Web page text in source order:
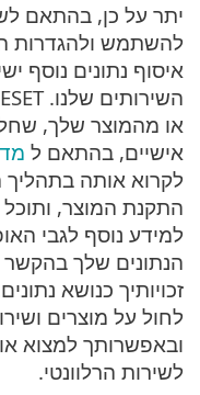
יתר על כן, בהתאם
להשתמש ולהגדרות
איסוף נתונים נוסף
או מהמוצר שלך,
אישיים, בהתאם ל
לקרוא אותה בתהליך
התקנת המוצר,
למידע נוסף לגבי
הנתונים שלך בהקשר
זכויותיך כנושא
לחול על מוצרים
ובאפשרותך למצוא
לשירות הרלוונטי.